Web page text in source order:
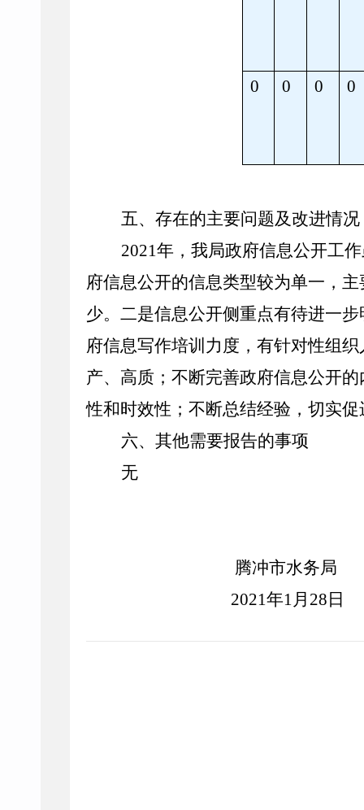
0 0 0 0
五、存在的主要问题及改进情况
2021年， 我局政府信息公开工
府信息公开的信息类型较为单一，
少。二是信息公开侧重点有待进一
府信息写作培训力度，有针对性组
产、高质； 不断完善政府信息公开
性和时效性 ； 不断总结经验，切实
六、其他需要报告的事项
无
腾冲市水务局
2021年1月 28 日